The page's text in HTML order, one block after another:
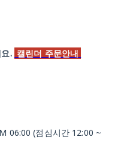
. 캘린더 주문안내
06:00 (점심시간 12:00 ~